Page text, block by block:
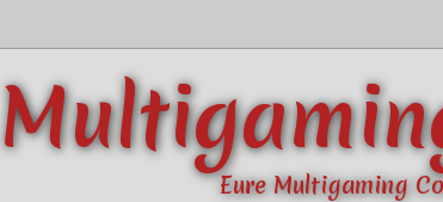
Eure Multigaming